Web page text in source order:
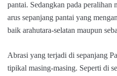
pantai. Sedangkan pada peralihan
arus sepanjang pantai yang
baik arahutara-selatan maupun
Abrasi yang terjadi di sepanjang
tipikal masing-masing. Seperti di